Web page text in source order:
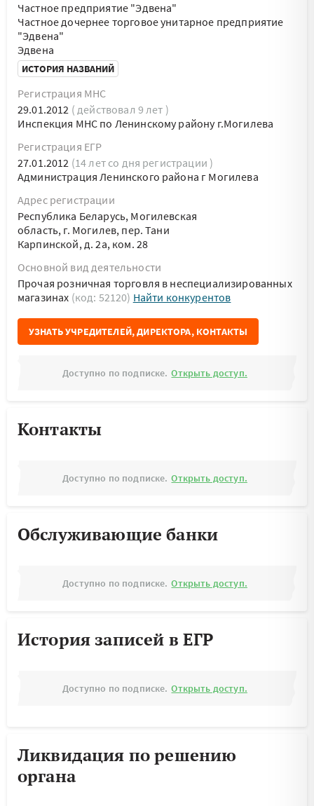
Частное предприятие "Эдвена"
Частное дочернее торговое унитарное предприятие
"Эдвена"
Эдвена
ИСТОРИЯ НАЗВАНИЙ
Регистрация МНС
29.01.2012 ( действовал 9 лет )
Инспекция МНС по Ленинскому району г.Могилева
Регистрация ЕГР
27.01.2012 (14 лет со дня регистрации )
Администрация Ленинского района г Могилева
Адрес регистрации
Республика Беларусь, Могилевская
область, г. Могилев, пер. Тани
Карпинской, д. 2а, ком. 28
Основной вид деятельности
Прочая розничная торговля в неспециализированных
магазинах (код: 52120) Найти конкурентов
УЗНАТЬ УЧРЕДИТЕЛЕЙ, ДИРЕКТОРА, КОНТАКТЫ
Доступно по подписке. Открыть доступ.
Контакты
Доступно по подписке. Открыть доступ.
Обслуживающие банки
Доступно по подписке. Открыть доступ.
История записей в ЕГР
Доступно по подписке. Открыть доступ.
Ликвидация по решению
органа